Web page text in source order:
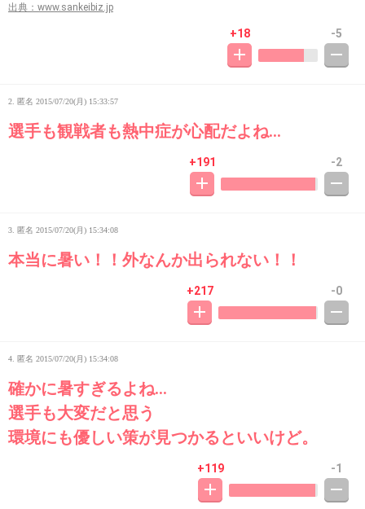
出典：www.sankeibiz.jp
+18 -5
2. 匿名 2015/07/20(月) 15:33:57
選手も観戦者も熱中症が心配だよね…
+191 -2
3. 匿名 2015/07/20(月) 15:34:08
本当に暑い！！外なんか出られない！！
+217 -0
4. 匿名 2015/07/20(月) 15:34:08
確かに暑すぎるよね…
選手も大変だと思う
環境にも優しい策が見つかるといいけど。
+119 -1